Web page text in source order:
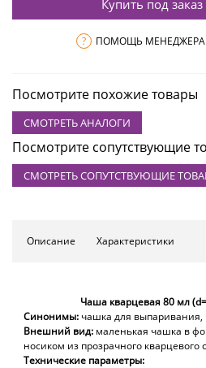
Купить под заказ
? ПОМОЩЬ МЕНЕДЖЕРА
Посмотрите похожие товары
СМОТРЕТЬ АНАЛОГИ
Посмотрите сопутствующие
СМОТРЕТЬ СОПУТСТВУЮЩИЕ
Описание Характеристики
Чаша кварцевая 80 мл
Синонимы: чашка для выпаривания,
Внешний вид: маленькая чашка в
носиком из прозрачного кварцевого
Технические параметры: